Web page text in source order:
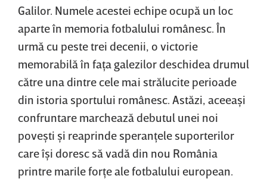
Galilor. Numele acestei echipe ocupă un loc
aparte în memoria fotbalului românesc. În
urmă cu peste trei decenii, o victorie
memorabilă în faţa galezilor deschidea drumul
către una dintre cele mai strălucite perioade
din istoria sportului românesc. Astăzi, aceeaşi
confruntare marchează debutul unei noi
poveşti şi reaprinde speranţele suporterilor
care îşi doresc să vadă din nou România
printre marile forţe ale fotbalului european.